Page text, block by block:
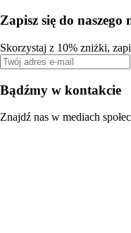
Zapisz się do naszego
Skorzystaj z 10% zniżki,
Bądźmy w kontakcie
Znajdź nas w mediach